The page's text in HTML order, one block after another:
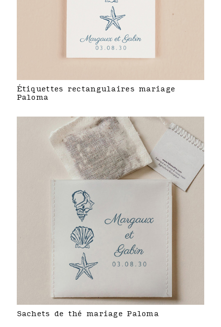
Étiquettes rectangulaires mariage
Paloma
Sachets de thé mariage Paloma